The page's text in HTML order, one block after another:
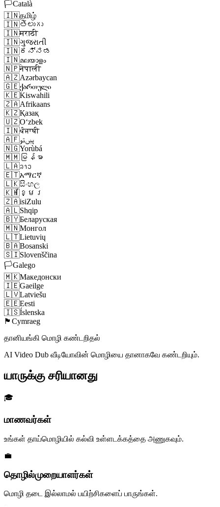
🏳️Català
🇮🇳தமிழ்
🇮🇳తెలుగు
🇮🇳मराठी
🇮🇳ગુજરાતી
🇮🇳ಕನ್ನಡ
🇮🇳മലയാളം
🇳🇵नेपाली
🇦🇿Azərbaycan
🇬🇪ქართული
🇰🇪Kiswahili
🇿🇦Afrikaans
🇰🇿Қазақ
🇺🇿Oʻzbek
🇮🇳ਪੰਜਾਬੀ
🇦🇫پښتو
🇳🇬Yorùbá
🇲🇲 မြန်မာ
🇱🇦ລາວ
🇪🇹አማርኛ
🇱🇰සිංහල
🇰🇭 ខ្មែរ
🇿🇦isiZulu
🇦🇱Shqip
🇧🇾Беларуская
🇲🇳Монгол
🇱🇹Lietuvių
🇧🇦Bosanski
🇸🇮Slovenščina
🏳️Galego
🇲🇰Македонски
🇮🇪Gaeilge
🇱🇻Latviešu
🇪🇪Eesti
🇮🇸Íslenska
🏴󠁧󠁢󠁷󠁬󠁳󠁿 Cymraeg
தானியங்கி மொழி கண்டறிதல்
AI Video Dub வீடியோவின் மொழியை தானாகவே கண்டறியும்.
யாருக்கு சரியானது
🎓
மாணவர்கள்
உங்கள் தாய்மொழியில் கல்வி உள்ளடக்கத்தை அணுகவும்.
💼
தொழில்முறையாளர்கள்
மொழி தடை இல்லாமல் பயிற்சிகளைப் பாருங்கள்.